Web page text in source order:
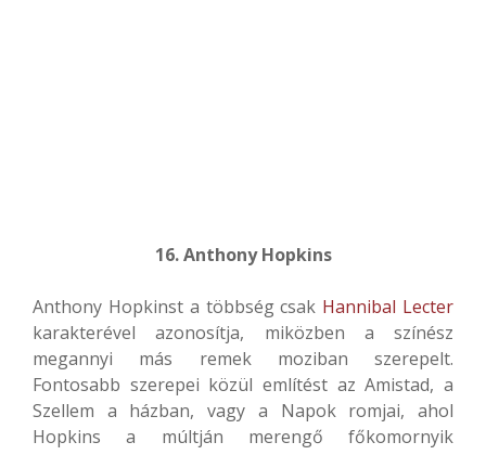
16. Anthony Hopkins
Anthony Hopkinst a többség csak Hannibal Lecter
karakterével azonosítja, miközben a színész
megannyi más remek moziban szerepelt.
Fontosabb szerepei közül említést az Amistad, a
Szellem a házban, vagy a Napok romjai, ahol
Hopkins a múltján merengő főkomornyik